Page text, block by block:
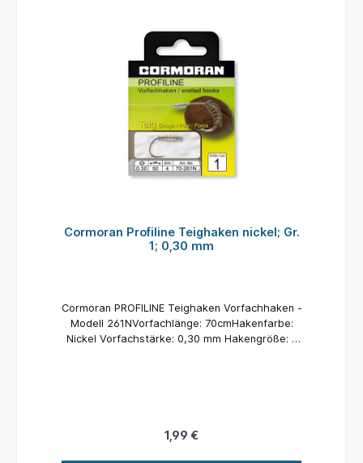
Cormoran Profiline Teighaken nickel; Gr.
1; 0,30 mm
Cormoran PROFILINE Teighaken Vorfachhaken -
Modell 261NVorfachlänge: 70cmHakenfarbe:
Nickel Vorfachstärke: 0,30 mm Hakengröße: 1
1,99 €